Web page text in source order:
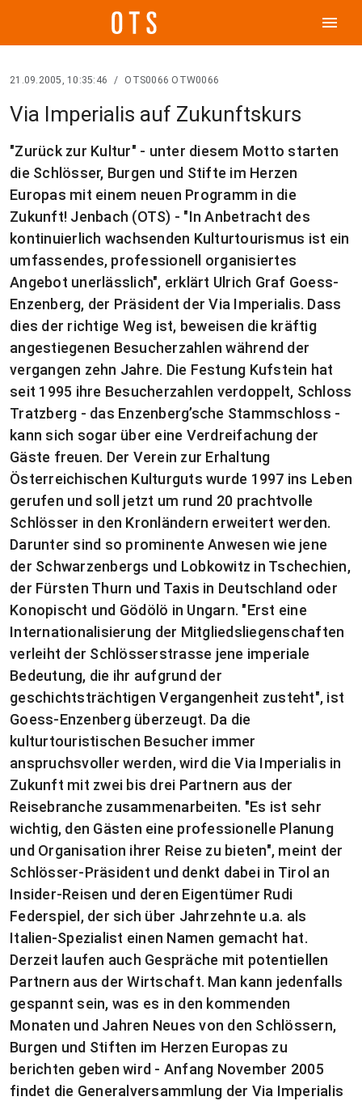
menu
21.09.2005, 10:35:46 / OTS0066 OTW0066
Via Imperialis auf Zukunftskurs
"Zurück zur Kultur" - unter diesem Motto starten
die Schlösser, Burgen und Stifte im Herzen
Europas mit einem neuen Programm in die
Zukunft! Jenbach (OTS) - "In Anbetracht des
kontinuierlich wachsenden Kulturtourismus ist ein
umfassendes, professionell organisiertes
Angebot unerlässlich", erklärt Ulrich Graf Goess-
Enzenberg, der Präsident der Via Imperialis. Dass
dies der richtige Weg ist, beweisen die kräftig
angestiegenen Besucherzahlen während der
vergangen zehn Jahre. Die Festung Kufstein hat
seit 1995 ihre Besucherzahlen verdoppelt, Schloss
Tratzberg - das Enzenberg’sche Stammschloss -
kann sich sogar über eine Verdreifachung der
Gäste freuen. Der Verein zur Erhaltung
Österreichischen Kulturguts wurde 1997 ins Leben
gerufen und soll jetzt um rund 20 prachtvolle
Schlösser in den Kronländern erweitert werden.
Darunter sind so prominente Anwesen wie jene
der Schwarzenbergs und Lobkowitz in Tschechien,
der Fürsten Thurn und Taxis in Deutschland oder
Konopischt und Gödölö in Ungarn. "Erst eine
Internationalisierung der Mitgliedsliegenschaften
verleiht der Schlösserstrasse jene imperiale
Bedeutung, die ihr aufgrund der
geschichtsträchtigen Vergangenheit zusteht", ist
Goess-Enzenberg überzeugt. Da die
kulturtouristischen Besucher immer
anspruchsvoller werden, wird die Via Imperialis in
Zukunft mit zwei bis drei Partnern aus der
Reisebranche zusammenarbeiten. "Es ist sehr
wichtig, den Gästen eine professionelle Planung
und Organisation ihrer Reise zu bieten", meint der
Schlösser-Präsident und denkt dabei in Tirol an
Insider-Reisen und deren Eigentümer Rudi
Federspiel, der sich über Jahrzehnte u.a. als
Italien-Spezialist einen Namen gemacht hat.
Derzeit laufen auch Gespräche mit potentiellen
Partnern aus der Wirtschaft. Man kann jedenfalls
gespannt sein, was es in den kommenden
Monaten und Jahren Neues von den Schlössern,
Burgen und Stiften im Herzen Europas zu
berichten geben wird - Anfang November 2005
findet die Generalversammlung der Via Imperialis